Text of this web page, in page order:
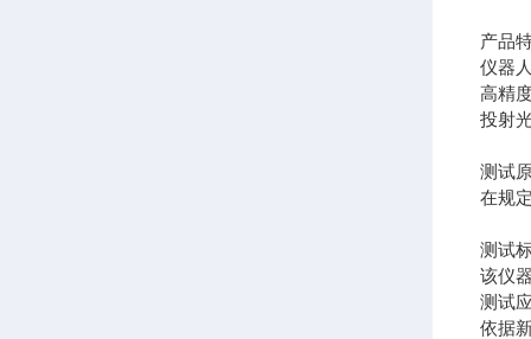
产品
仪器
高精
投射
测试
在规
测试
该仪
测试
依据